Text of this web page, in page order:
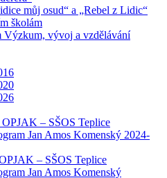
můj osud“ a „Rebel z Lidic“
školám
Výzkum, vývoj a vzdělávání
– SŠOS Teplice
Jan Amos Komenský 2024-
– SŠOS Teplice
Jan Amos Komenský